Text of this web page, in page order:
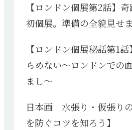
【ロンドン個展第2話】
初個展。準備の全貌見せ
【ロンドン個展秘話第1
らめない～ロンドンでの
まし～
日本画 水張り・仮張り
を防ぐコツを知ろう】